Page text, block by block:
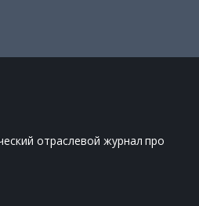
отраслевой журнал про